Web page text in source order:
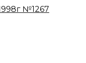
№1267